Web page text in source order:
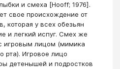
и смеха [Hooff; 1976].
свое происхождение от
которая у всех обезьян
и легкий испуг. Смех же
игровым лицом (мимика
рта). Игровое лицо
детенышей и подростков